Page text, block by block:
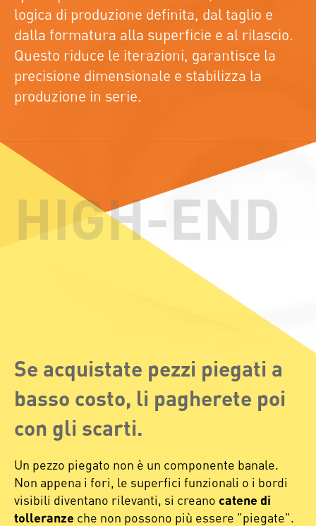
logica di produzione definita, dal taglio e
dalla formatura alla superficie e al rilascio.
Questo riduce le iterazioni, garantisce la
precisione dimensionale e stabilizza la
produzione in serie.
Se acquistate pezzi piegati a
basso costo, li pagherete poi
con gli scarti.
Un pezzo piegato non è un componente banale.
Non appena i fori, le superfici funzionali o i bordi
visibili diventano rilevanti, si creano catene di
tolleranze che non possono più essere "piegate".